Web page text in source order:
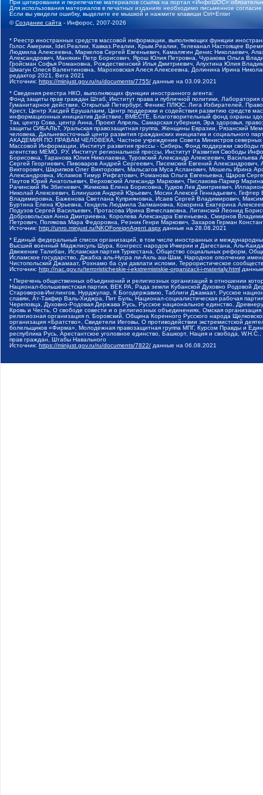
При цитировании и перепечатке материалов ссылка на портал «ИнфоШОС»
Для использования материалов в печатных изданиях необходимо письменное
Если вы увидели ошибку, выделите ее мышкой и нажмите клавиши Ctrl+Enter
©Создание сайта - Инфорос, 2007-2026
* Реестр иностранных средств массовой информации, выполняющих функции
Голос Америки, Idel.Реалии, Кавказ.Реалии, Крым.Реалии, Телеканал Настоящее
Людмила Алексеевна, Маркелов Сергей Евгеньевич, Камалягин Денис Николаевич,
Александрович, Маняхин Петр Борисович, Ярош Юлия Петровна, Чуракова Ольга
Гройсман Софья Романовна, Рождественский Илья Дмитриевич, Апухтина Юлия
Шмагун Олеся Валентиновна, Мароховская Алеся Алексеевна, Долинина Ирина
редактор 2021, Вега 2021
Источник: https://minjust.gov.ru/ru/documents/7755/ данные на 03.09.2021
* Сведения реестра НКО, выполняющих функции иностранного агента:
Фонд защиты прав граждан Штаб, Институт права и публичной политики,
Гуманитарное действие, Открытый Петербург, Феникс ПЛЮС, Лига Избирателей,
Крест, Центр Хасдей Ерушалаим, Центр поддержки и содействия развитию средств
информационных инициатив Действие, ВМЕСТЕ, Благотворительный фонд охраны
Так, центр Сова, центр Анна, Проект Апрель, Самарская губерния, Эра здоровья,
защиты СИБАЛЬТ, Уральская правозащитная группа, Женщины Евразии, Рязанский
человека, Дальневосточный центр развития гражданских инициатив и социального
АКАДЕМИЯ ПО ПРАВАМ ЧЕЛОВЕКА, Частное учреждение Совета Министров северных
Массовой Информации, Институт развития прессы - Сибирь, Фонд поддержки
агентство МЕМО. РУ, Институт региональной прессы, Институт Развития Свободы
Борисовна, Таранова Юлия Николаевна, Туровский Александр Алексеевич,
Сергей Георгиевич, Пивоваров Андрей Сергеевич, Писемский Евгений
Викторович, Шарипков Олег Викторович, Мальсагов Муса Асланович, Мошель Ирина
Александровна, Исламов Тимур Рифгатович, Романова Ольга Евгеньевна, Щаров
Паутов Юрий Анатольевич, Верховский Александр Маркович, Пислакова-Паркер
Рачинский Ян Збигневич, Жемкова Елена Борисовна, Гудков Лев Дмитриевич,
Николай Алексеевич, Блинушов Андрей Юрьевич, Мосин Алексей Геннадьевич,
Владимировна, Баженова Светлана Куприяновна, Исаев Сергей Владимирович,
Буртина Елена Юрьевна, Гендель Людмила Залмановна, Кокорина Екатерина
Подузов Сергей Васильевич, Протасова Ирина Вячеславовна, Литинский Леонид
Добровольская Анна Дмитриевна, Королева Александра Евгеньевна, Смирнов
Петрович, Полякова Мара Федоровна, Резник Генри Маркович, Захаров Герман
Источник: http://unro.minjust.ru/NKOForeignAgent.aspx данные на 28.08.2021
* Единый федеральный список организаций, в том числе иностранных и
Высший военный Маджлисуль Шура, Конгресс народов Ичкерии и Дагестана, Аль-
Движение Талибан, Исламская партия Туркестана, Общество социальных реформ,
Исламское государство, Джабха аль-Нусра ли-Ахль аш-Шам, Народное ополчение
Чистопольский Джамаат, Рохнамо ба суи давлати исломи, Террористическое
Источник: http://nac.gov.ru/terroristicheskie-i-ekstremistskie-organizacii-i-materialy.html
* Перечень общественных объединений и религиозных организаций в отношении
Национал-большевистская партия, ВЕК РА, Рада земли Кубанской Духовно Родовой
Староверов-Инглингов, Нурджулар, К Богодержавию, Таблиги Джамаат, Русское
славян, Ат-Такфир Валь-Хиджра, Пит Буль, Национал-социалистическая рабочая
Череповца, Духовно-Родовая Держава Русь, Русское национальное единство,
Кровь и Честь, О свободе совести и о религиозных объединениях, Омская
религиозная организация п. Боровский, Община Коренного Русского народа
организация «Братство», Свидетели Иеговы, О противодействии экстремистской
болельщиков «Фирма», Молодежная правозащитная группа МПГ, Курсом Правды и
республика Русь, Арестантское уголовное единство, Башкорт, Нация и свобода,
прав граждан, Штабы Навального
Источник: https://minjust.gov.ru/ru/documents/7822/ данные на 06.08.2021